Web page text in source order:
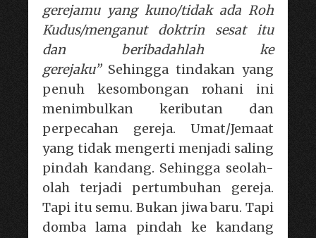
gerejamu yang kuno/tidak ada Roh
Kudus/menganut doktrin sesat itu
dan beribadahlah ke
gerejaku”Sehingga tindakan yang
penuh kesombongan rohani ini
menimbulkan keributan dan
perpecahan gereja. Umat/Jemaat
yang tidak mengerti menjadi saling
pindah kandang. Sehingga seolah-
olah terjadi pertumbuhan gereja.
Tapi itu semu. Bukan jiwa baru. Tapi
domba lama pindah ke kandang